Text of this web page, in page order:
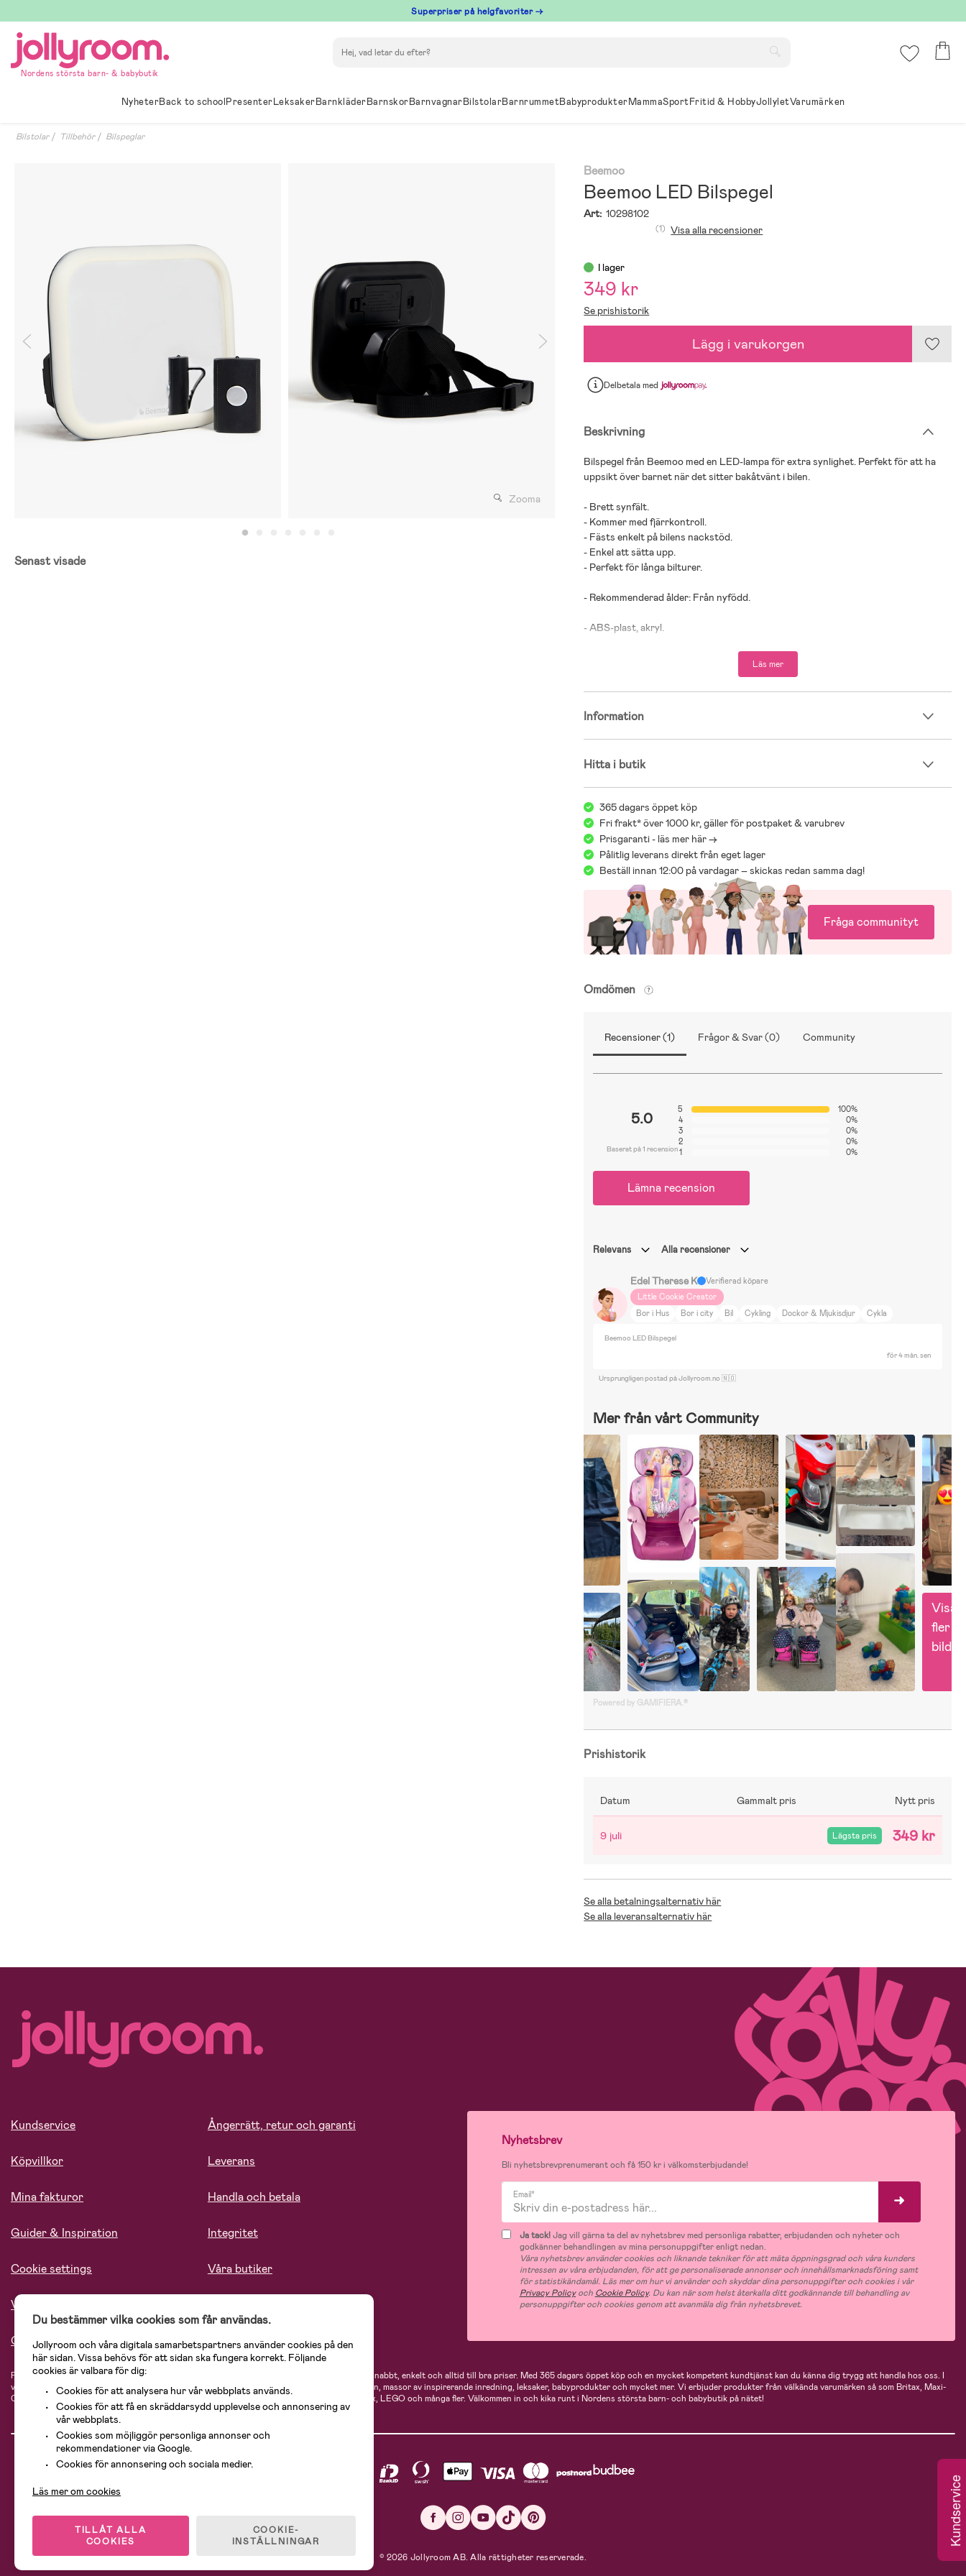
till
innehållet
Superpriser på helgfavoriter →
Nordens största barn- & babybutik
NyheterBack to schoolPresenterLeksakerBarnkläderBarnskorBarnvagnarBilstolarBarnrummetBabyprodukterMammaSportFritid & HobbyJollyletVarumärken
Bilstolar Tillbehör Bilspeglar
Zooma
Senast visade
Beemoo
Beemoo LED Bilspegel
Art: 10298102
(1) Visa alla recensioner
I lager
349 kr
Se prishistorik
Lägg i varukorgen
Delbetalamed
Beskrivning
Bilspegel från Beemoo med en LED-lampa för extra synlighet. Perfekt för att ha
uppsikt över barnet när det sitter bakåtvänt i bilen.
- Brett synfält.
- Kommer med fjärrkontroll.
- Fästs enkelt på bilens nackstöd.
- Enkel att sätta upp.
- Perfekt för långa bilturer.
- Rekommenderad ålder: Från nyfödd.
- ABS-plast, akryl.
Läs mer
Information
Hitta i butik
365 dagars öppet köp
Fri frakt* över 1000 kr, gäller för postpaket & varubrev
Prisgaranti - läs mer här ->
Pålitlig leverans direkt från eget lager
Beställ innan 12:00 på vardagar – skickas redan samma dag!
Fråga communityt
Omdömen
Recensioner (1) Frågor & Svar (0) Community
5.0
Baserat på 1 recension
5
100%
4
0%
3
0%
2
0%
1
0%
Lämna recension
Relevans Alla recensioner
Edel Therese K
Verifierad köpare
Little Cookie Creator
Bor i Hus
Bor i city Bil Cykling Dockor & Mjukisdjur
Cykla
Beemoo LED Bilspegel
för 4 mån. sen
Ursprungligen postad på Jollyroom.no 🇳🇴
Mer från vårt Community
Visa
fler
bilder
Powered by GAMIFIERA.®
Prishistorik
Datum Gammalt pris Nytt pris
9 juli Lägsta pris 349 kr
Se alla betalningsalternativ här
Se alla leveransalternativ här
Kundservice
Köpvillkor
Mina fakturor
Guider & Inspiration
Cookie settings
Vårt ansvar
Om oss
Ångerrätt, retur och garanti
Leverans
Handla och betala
Integritet
Våra butiker
Nyhetsbrev
Bli nyhetsbrevprenumerant och få 150 kr i välkomsterbjudande!
Email*
Ja tack!Jag vill gärna ta del av nyhetsbrev med personliga rabatter, erbjudanden och nyheter och
godkänner behandlingen av mina personuppgifter enligt nedan.
Våra nyhetsbrev använder cookies och liknande tekniker för att mäta öppningsgrad och våra kunders
intressen av våra erbjudanden, för att ge personaliserade annonser och innehållsmarknadsföring samt
för statistikändamål. Läs mer om hur vi använder och skyddar dina personuppgifter och cookies i vår
Privacy Policyoch Cookie Policy. Du kan när som helst återkalla ditt godkännande till behandling av
personuppgifter och cookies genom att avanmäla dig från nyhetsbrevet.
På Jollyroom.se hittar du ett stort utbud av produkter för barnfamiljen. Hos oss handlar du snabbt, enkelt och alltid till bra priser. Med 365 dagars öppet köp och en mycket kompetent kundtjänst kan du känna dig trygg att handla hos oss. I
vårt sortiment hittar du barnvagnar, bilstolar, kläder för barn och baby, produkter för mamman, massor av inspirerande inredning, leksaker, babyprodukter och mycket mer. Vi erbjuder produkter från välkända varumärken så som Britax, Maxi-
Cosi, Baby Jogger, BabyBjörn, Didriksons, KidKraft, Ergobaby, Philips Avent, Neonate, Cybex, LEGO och många fler. Välkommen in och kika runt i Nordens största barn- och babybutik på nätet!
© 2026 Jollyroom AB. Alla rättigheter reserverade.
Du bestämmer vilka cookies som får användas.
Jollyroom och våra digitala samarbetspartners använder cookies på den
här sidan. Vissa behövs för att sidan ska fungera korrekt. Följande
cookies är valbara för dig:
Cookies för att analysera hur vår webbplats används.
Cookies för att få en skräddarsydd upplevelse och annonsering av
vår webbplats.
Cookies som möjliggör personliga annonser och
rekommendationer via Google.
Cookies för annonsering och sociala medier.
Läs mer om cookies
TILLÅT ALLA
COOKIES
COOKIE-
INSTÄLLNINGAR
Kundservice